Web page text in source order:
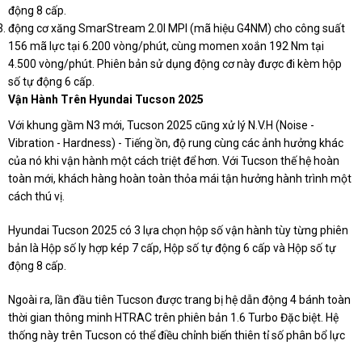
động 8 cấp.
động cơ xăng SmarStream 2.0l MPI (mã hiệu G4NM) cho công suất
156 mã lực tại 6.200 vòng/phút, cùng momen xoắn 192 Nm tại
4.500 vòng/phút. Phiên bản sử dụng động cơ này được đi kèm hộp
số tự động 6 cấp.
Vận Hành Trên Hyundai Tucson 2025
Với khung gầm N3 mới, Tucson 2025 cũng xử lý N.V.H (Noise -
Vibration - Hardness) - Tiếng ồn, độ rung cùng các ảnh hưởng khác
của nó khi vận hành một cách triệt để hơn. Với Tucson thế hệ hoàn
toàn mới, khách hàng hoàn toàn thỏa mái tận hưởng hành trình một
cách thú vị.
Hyundai Tucson 2025 có 3 lựa chọn hộp số vận hành tùy từng phiên
bản là Hộp số ly hợp kép 7 cấp, Hộp số tự động 6 cấp và Hộp số tự
động 8 cấp.
Ngoài ra, lần đầu tiên Tucson được trang bị hệ dẫn động 4 bánh toàn
thời gian thông minh HTRAC trên phiên bản 1.6 Turbo Đặc biệt. Hệ
thống này trên Tucson có thể điều chỉnh biến thiên tỉ số phân bổ lực